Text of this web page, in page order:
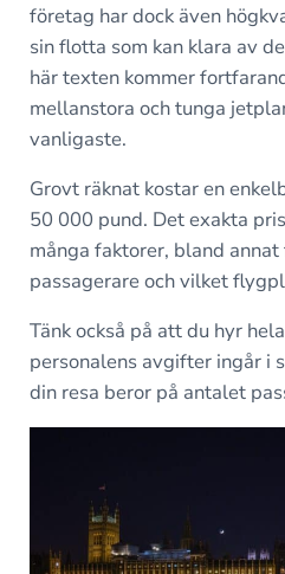
företag har dock även
sin flotta som kan klara av
här texten kommer
mellanstora och tunga
vanligaste.
Grovt räknat kostar en
50 000 pund. Det exakta
många faktorer, bland
passagerare och vilket
Tänk också på att du hyr
personalens avgifter ingår i
din resa beror på antalet